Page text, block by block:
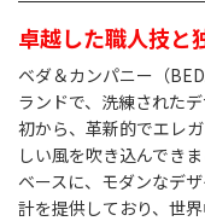
卓越した職人技と
ベダ＆カンパニー（
ランドで、洗練された
初から、革新的でエレ
しい風を吹き込んでき
ベースに、モダンなデ
計を提供しており、世